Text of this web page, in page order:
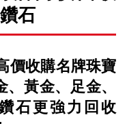
石
價收購名牌珠寶
黃金、足金、
石更強力回收